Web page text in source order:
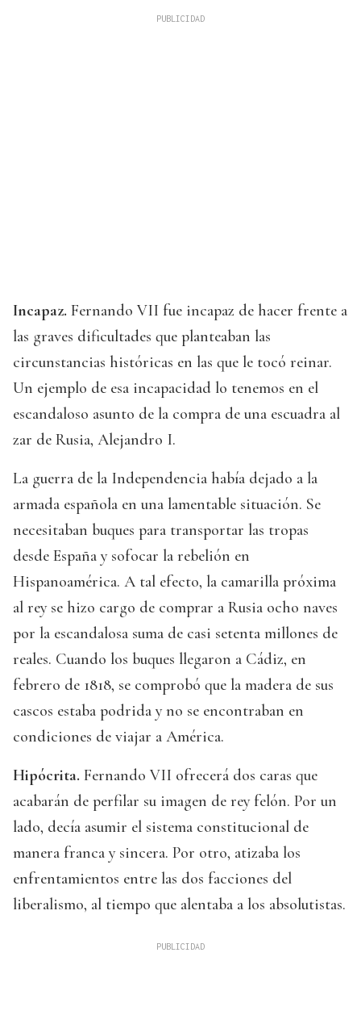
Incapaz. Fernando VII fue incapaz de hacer frente a
las graves dificultades que planteaban las
circunstancias históricas en las que le tocó reinar.
Un ejemplo de esa incapacidad lo tenemos en el
escandaloso asunto de la compra de una escuadra al
zar de Rusia, Alejandro I.
La guerra de la Independencia había dejado a la
armada española en una lamentable situación. Se
necesitaban buques para transportar las tropas
desde España y sofocar la rebelión en
Hispanoamérica. A tal efecto, la camarilla próxima
al rey se hizo cargo de comprar a Rusia ocho naves
por la escandalosa suma de casi setenta millones de
reales. Cuando los buques llegaron a Cádiz, en
febrero de 1818, se comprobó que la madera de sus
cascos estaba podrida y no se encontraban en
condiciones de viajar a América.
Hipócrita. Fernando VII ofrecerá dos caras que
acabarán de perfilar su imagen de rey felón. Por un
lado, decía asumir el sistema constitucional de
manera franca y sincera. Por otro, atizaba los
enfrentamientos entre las dos facciones del
liberalismo, al tiempo que alentaba a los absolutistas.